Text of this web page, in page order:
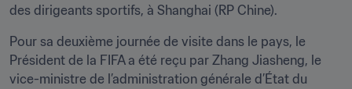
des dirigeants sportifs, à Shanghai (RP Chine).
Pour sa deuxième journée de visite dans le pays, le
Président de la FIFA a été reçu par Zhang Jiasheng, le
vice-ministre de l’administration générale d’État du